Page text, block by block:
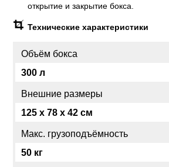
открытие и закрытие бокса.
Технические характеристики
Объём бокса
300 л
Внешние размеры
125 x 78 x 42 см
Макс. грузоподъёмность
50 кг